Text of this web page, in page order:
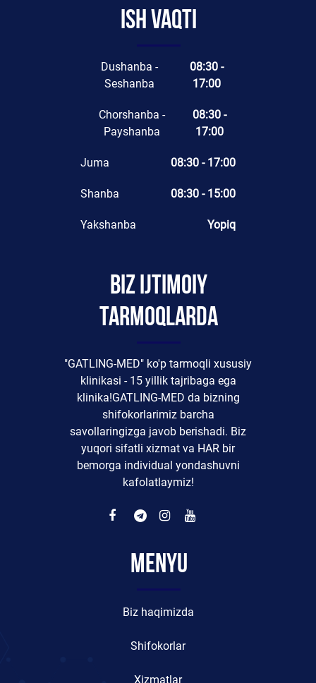
Ish vaqti
Dushanba -
Seshanba
08:30 -
17:00
Chorshanba -
Payshanba
08:30 -
17:00
Juma 08:30 - 17:00
Shanba 08:30 - 15:00
Yakshanba Yopiq
Biz ijtimoiy
tarmoqlarda
"GATLING-MED" ko'p tarmoqli xususiy
klinikasi - 15 yillik tajribaga ega
klinika!GATLING-MED da bizning
shifokorlarimiz barcha
savollaringizga javob berishadi. Biz
yuqori sifatli xizmat va HAR bir
bemorga individual yondashuvni
kafolatlaymiz!
Menyu
Biz haqimizda
Shifokorlar
Xizmatlar